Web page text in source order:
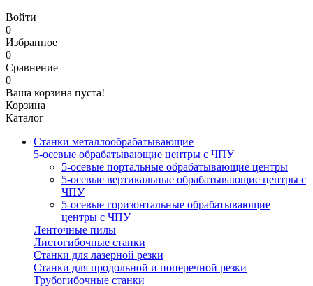
Войти
0
Избранное
0
Сравнение
0
Ваша корзина пуста!
Корзина
Каталог
Станки металлообрабатывающие
5-осевые обрабатывающие центры с ЧПУ
5-осевые портальные обрабатывающие центры
5-осевые вертикальные обрабатывающие центры с
ЧПУ
5-осевые горизонтальные обрабатывающие
центры с ЧПУ
Ленточные пилы
Листогибочные станки
Станки для лазерной резки
Станки для продольной и поперечной резки
Трубогибочные станки